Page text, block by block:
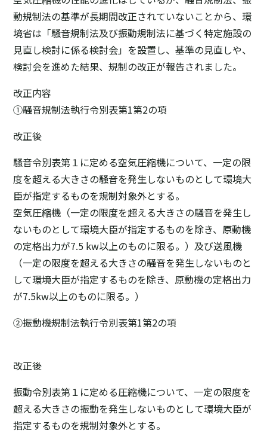
動規制法の基準が長期間改正されていないことから、環
境省は「騒音規制法及び振動規制法に基づく特定施設の
見直し検討に係る検討会」を設置し、基準の見直しや、
検討会を進めた結果、規制の改正が報告されました。
改正内容
①騒音規制法執行令別表第1第2の項
改正後
騒音令別表第１に定める空気圧縮機について、一定の限
度を超える大きさの騒音を発生しないものとして環境大
臣が指定するものを規制対象外とする。
空気圧縮機（一定の限度を超える大きさの騒音を発生し
ないものとして環境大臣が指定するものを除き、原動機
の定格出力が7.5 kw以上のものに限る。）及び送風機
（一定の限度を超える大きさの騒音を発生しないものと
して環境大臣が指定するものを除き、原動機の定格出力
が7.5kw以上のものに限る。）
②振動機規制法執行令別表第1第2の項
改正後
振動令別表第１に定める圧縮機について、一定の限度を
超える大きさの振動を発生しないものとして環境大臣が
指定するものを規制対象外とする。